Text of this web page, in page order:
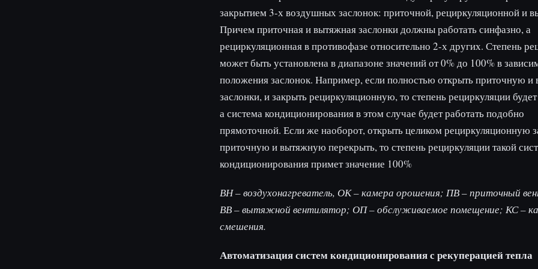
закрытием 3-х воздушных заслонок: приточной, рециркуляционной и
Причем приточная и вытяжная заслонки должны работать синфазно, а
рециркуляционная в противофазе относительно 2-х других. Степень
может быть установлена в диапазоне значений от 0% до 100% в
положения заслонок. Например, если полностью открыть приточную
заслонки, и закрыть рециркуляционную, то степень рециркуляции
а система кондиционирования в этом случае будет работать подобно
прямоточной. Если же наоборот, открыть целиком рециркуляционную
приточную и вытяжную перекрыть, то степень рециркуляции такой
кондиционирования примет значение 100%
ВН – воздухонагреватель, ОК – камера орошения; ПВ – приточный
ВВ – вытяжной вентилятор; ОП – обслуживаемое помещение; КС –
смешения.
Автоматизация систем кондиционирования с рекуперацией тепла